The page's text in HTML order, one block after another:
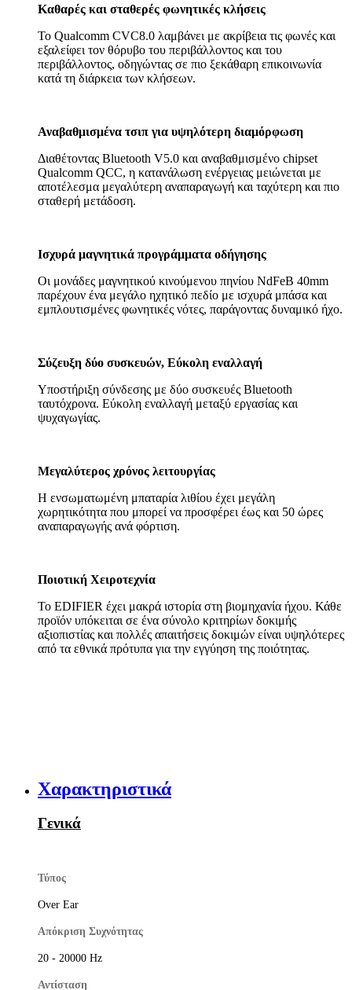
Καθαρές και σταθερές φωνητικές κλήσεις
Το Qualcomm CVC8.0 λαμβάνει με ακρίβεια τις φωνές και
εξαλείφει τον θόρυβο του περιβάλλοντος και του
περιβάλλοντος, οδηγώντας σε πιο ξεκάθαρη επικοινωνία
κατά τη διάρκεια των κλήσεων.
Αναβαθμισμένα τσιπ για υψηλότερη διαμόρφωση
Διαθέτοντας Bluetooth V5.0 και αναβαθμισμένο chipset
Qualcomm QCC, η κατανάλωση ενέργειας μειώνεται με
αποτέλεσμα μεγαλύτερη αναπαραγωγή και ταχύτερη και πιο
σταθερή μετάδοση.
Ισχυρά μαγνητικά προγράμματα οδήγησης
Οι μονάδες μαγνητικού κινούμενου πηνίου NdFeB 40mm
παρέχουν ένα μεγάλο ηχητικό πεδίο με ισχυρά μπάσα και
εμπλουτισμένες φωνητικές νότες, παράγοντας δυναμικό ήχο.
Σύζευξη δύο συσκευών, Εύκολη εναλλαγή
Υποστήριξη σύνδεσης με δύο συσκευές Bluetooth
ταυτόχρονα. Εύκολη εναλλαγή μεταξύ εργασίας και
ψυχαγωγίας.
Μεγαλύτερος χρόνος λειτουργίας
Η ενσωματωμένη μπαταρία λιθίου έχει μεγάλη
χωρητικότητα που μπορεί να προσφέρει έως και 50 ώρες
αναπαραγωγής ανά φόρτιση.
Ποιοτική Χειροτεχνία
Το EDIFIER έχει μακρά ιστορία στη βιομηχανία ήχου. Κάθε
προϊόν υπόκειται σε ένα σύνολο κριτηρίων δοκιμής
αξιοπιστίας και πολλές απαιτήσεις δοκιμών είναι υψηλότερες
από τα εθνικά πρότυπα για την εγγύηση της ποιότητας.
Χαρακτηριστικά
Γενικά
Τύπος
Over Ear
Απόκριση Συχνότητας
20 - 20000 Hz
Αντίσταση